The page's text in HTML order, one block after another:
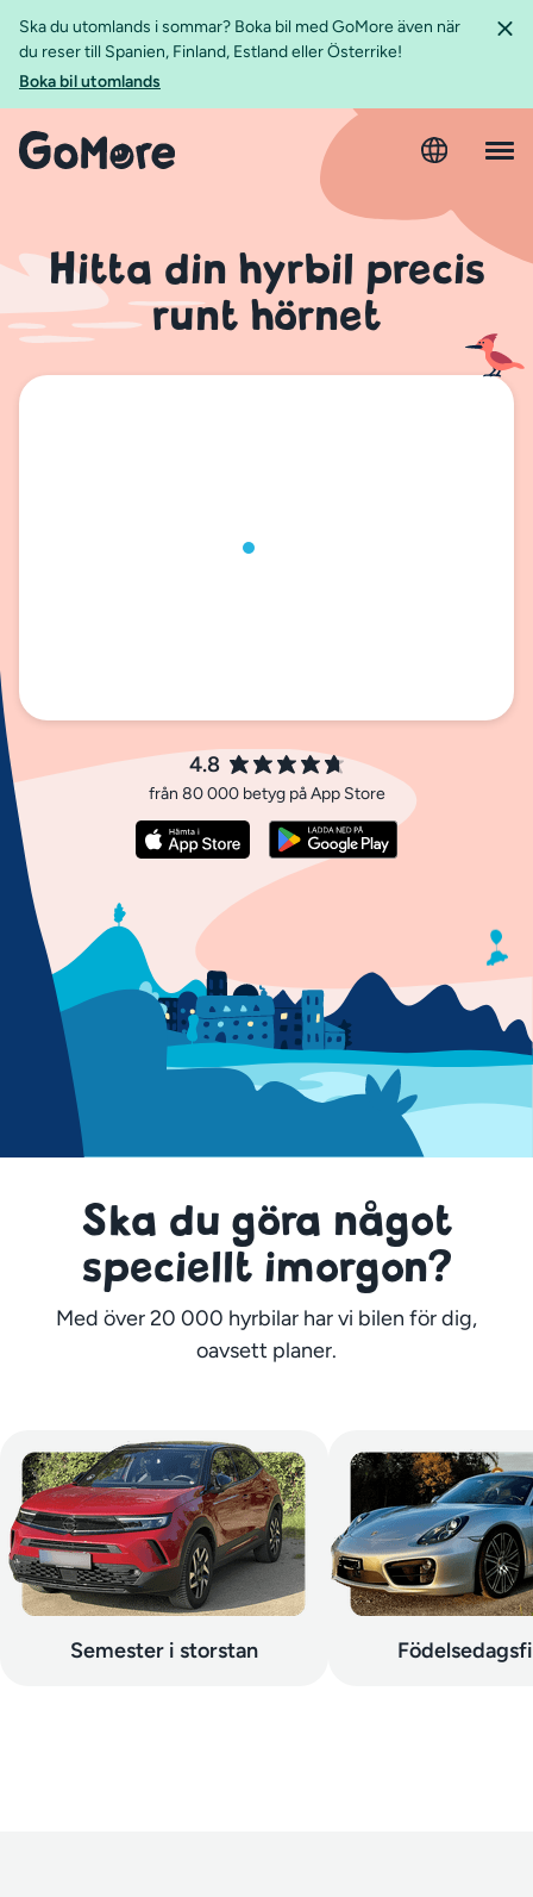
Ska du utomlands i sommar? Boka bil med GoMore även när
du reser till Spanien, Finland, Estland eller Österrike!
Boka bil utomlands
Hitta din hyrbil precis
runt hörnet
4.8
från 80 000 betyg på App Store
Ska du göra något
speciellt imorgon?
Med över 20 000 hyrbilar har vi bilen för dig,
oavsett planer.
Semester i storstan